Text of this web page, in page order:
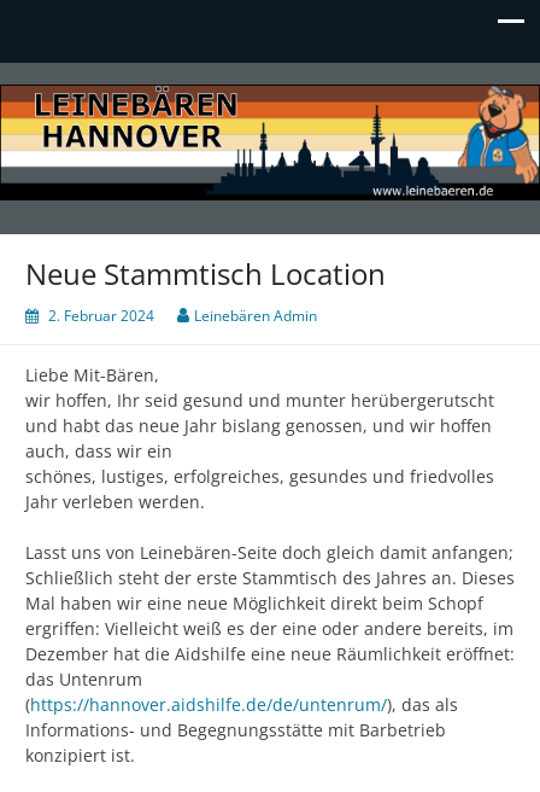
LEINEBÄREN Hannover
Neue Stammtisch Location
2. Februar 2024 Leinebären Admin
Liebe Mit-Bären,
wir hoffen, Ihr seid gesund und munter herübergerutscht
und habt das neue Jahr bislang genossen, und wir hoffen
auch, dass wir ein
schönes, lustiges, erfolgreiches, gesundes und friedvolles
Jahr verleben werden.
Lasst uns von Leinebären-Seite doch gleich damit anfangen;
Schließlich steht der erste Stammtisch des Jahres an. Dieses
Mal haben wir eine neue Möglichkeit direkt beim Schopf
ergriffen: Vielleicht weiß es der eine oder andere bereits, im
Dezember hat die Aidshilfe eine neue Räumlichkeit eröffnet:
das Untenrum
(https://hannover.aidshilfe.de/de/untenrum/), das als
Informations- und Begegnungsstätte mit Barbetrieb
konzipiert ist.